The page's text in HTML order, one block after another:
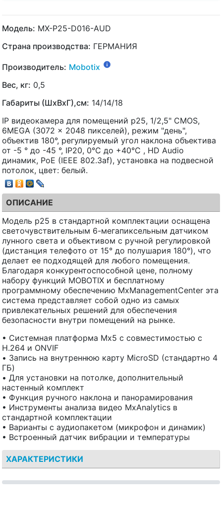
Модель: MX-P25-D016-AUD
Страна производства: ГЕРМАНИЯ
Производитель: Mobotix
Вес, кг: 0,5
Габариты (ШхВхГ),см: 14/14/18
IP видеокамера для помещений p25, 1/2,5" CMOS,
6MEGA (3072 x 2048 пикселей), режим "день",
объектив 180°, регулируемый угол наклона объектива
от -5 ° до -45 °, IP20, 0°C до +40°C , HD Audio
динамик, PoE (IEEE 802.3af), установка на подвесной
потолок, цвет: белый.
ОПИСАНИЕ
Модель p25 в стандартной комплектации оснащена
светочувствительным 6-мегапиксельным датчиком
лунного света и объективом с ручной регулировкой
(дистанция телефото от 15° до полушария 180°), что
делает ее подходящей для любого помещения.
Благодаря конкурентоспособной цене, полному
набору функций MOBOTIX и бесплатному
программному обеспечению MxManagementCenter эта
система представляет собой одно из самых
привлекательных решений для обеспечения
безопасности внутри помещений на рынке.
• Системная платформа Mx5 с совместимостью с
H.264 и ONVIF
• Запись на внутреннюю карту MicroSD (стандартно 4
ГБ)
• Для установки на потолке, дополнительный
настенный комплект
• Функция ручного наклона и панорамирования
• Инструменты анализа видео MxAnalytics в
стандартной комплектации
• Варианты с аудиопакетом (микрофон и динамик)
• Встроенный датчик вибрации и температуры
ХАРАКТЕРИСТИКИ